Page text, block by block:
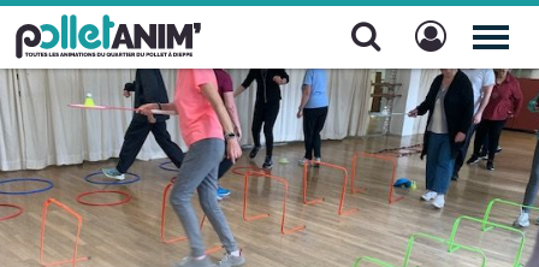
Pollet Anim'